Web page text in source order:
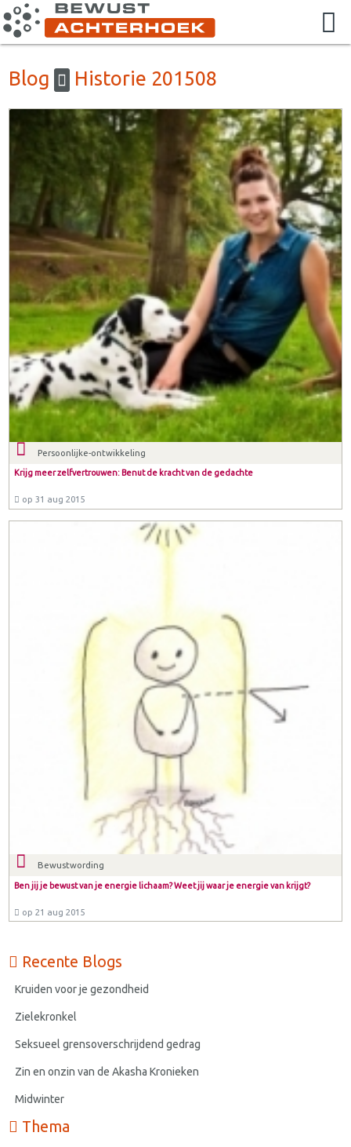
Blog Historie 201508
Persoonlijke-ontwikkeling
Krijg meer zelfvertrouwen: Benut de kracht van de gedachte
op 31 aug 2015
Bewustwording
Ben jij je bewust van je energie lichaam? Weet jij waar je energie van krijgt?
op 21 aug 2015
Recente Blogs
Kruiden voor je gezondheid
Zielekronkel
Seksueel grensoverschrijdend gedrag
Zin en onzin van de Akasha Kronieken
Midwinter
Thema